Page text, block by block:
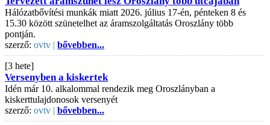
Hálózatbővítési munkák miatt 2026. július 17-én, pénteken 8 és
15.30 között szünetelhet az áramszolgáltatás Oroszlány több
pontján.
szerző: ovtv | bővebben...
[3 hete]
Versenyben a kiskertek
Idén már 10. alkalommal rendezik meg Oroszlányban a
kiskerttulajdonosok versenyét
szerző: ovtv | bővebben...